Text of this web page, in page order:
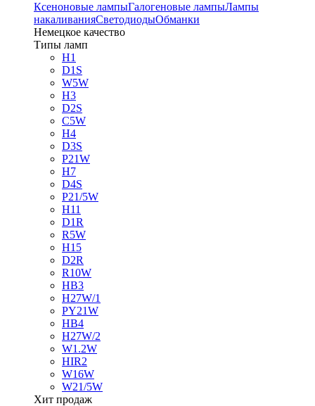
Ксеноновые лампыГалогеновые лампыЛампы
накаливанияСветодиодыОбманки
Немецкое качество
Типы ламп
H1
D1S
W5W
H3
D2S
C5W
H4
D3S
P21W
H7
D4S
P21/5W
H11
D1R
R5W
H15
D2R
R10W
HB3
H27W/1
PY21W
HB4
H27W/2
W1.2W
HIR2
W16W
W21/5W
Хит продаж